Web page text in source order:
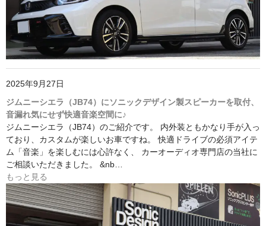
2025年9月27日
ジムニーシエラ（JB74）にソニックデザイン製スピーカーを取付、
音漏れ気にせず快適音楽空間に♪
ジムニーシエラ（JB74）のご紹介です。 内外装ともかなり手が入っ
ており、カスタムが楽しいお車ですね。 快適ドライブの必須アイテ
ム「音楽」を楽しむには心許なく、 カーオーディオ専門店の当社に
ご相談いただきました。 &nb…
もっと見る